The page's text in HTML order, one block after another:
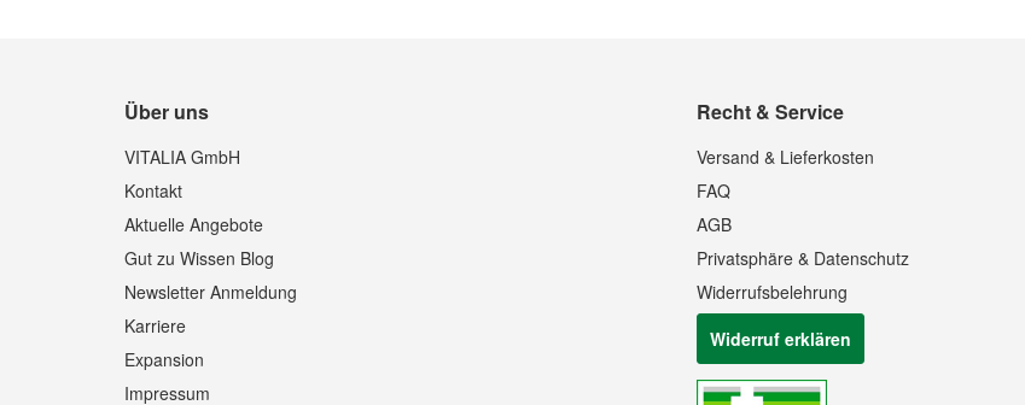
Über uns
VITALIA GmbH
Kontakt
Aktuelle Angebote
Gut zu Wissen Blog
Newsletter Anmeldung
Karriere
Expansion
Impressum
Recht & Service
Versand & Lieferkosten
FAQ
AGB
Privatsphäre & Datenschutz
Widerrufsbelehrung
Widerruf erklären